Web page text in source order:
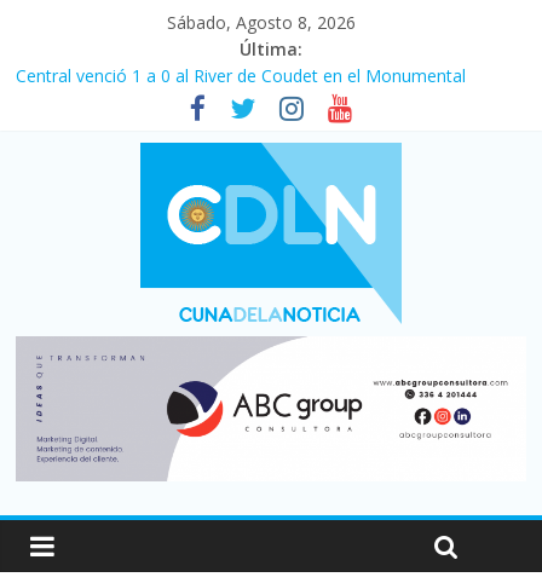
Sábado, Agosto 8, 2026
Última:
Central venció 1 a 0 al River de Coudet en el Monumental
La morosidad alcanzó su nivel más alto en dos décadas y ya
afecta a 400 mil deudores en Santa Fe
Desde que asumió Milei cerraron 41.000 kioscos: el sector
denuncia crisis como en 2001
Vacaciones de invierno con más movimiento y consumo
turístico: 4,6 millones de personas viajaron por el país, un 5,9%
Fuerte caída de la venta de autos usados en julio: bajó un 12,6%